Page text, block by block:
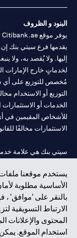
يستخدم موقعنا
الأساسية مطلوبة
بالنقر على 'موافق' ،
الارتباط التسويقية
المحتوى والإعلانات
استخدام الموقع.
البنود و الظروف
يقدمها فرع سيتي بنك
إليها. ولا يُقصد به،
لخدماتٍ خارج الإمارات
مُخصص للتوزيع على أي
التوزيع أو الاستخدام
الخدمات أو الاستثمارات
للأشخاص المقيمين في
الاستثمارات مخالفًا
سيتي بنك إن. إيه.
الإمارات في دبي، و CN-1002019 لفرع أبوظبي. هاتف: 4000 311 04.
فرع سيتي بنك إن إيه -
الإمارات العربية